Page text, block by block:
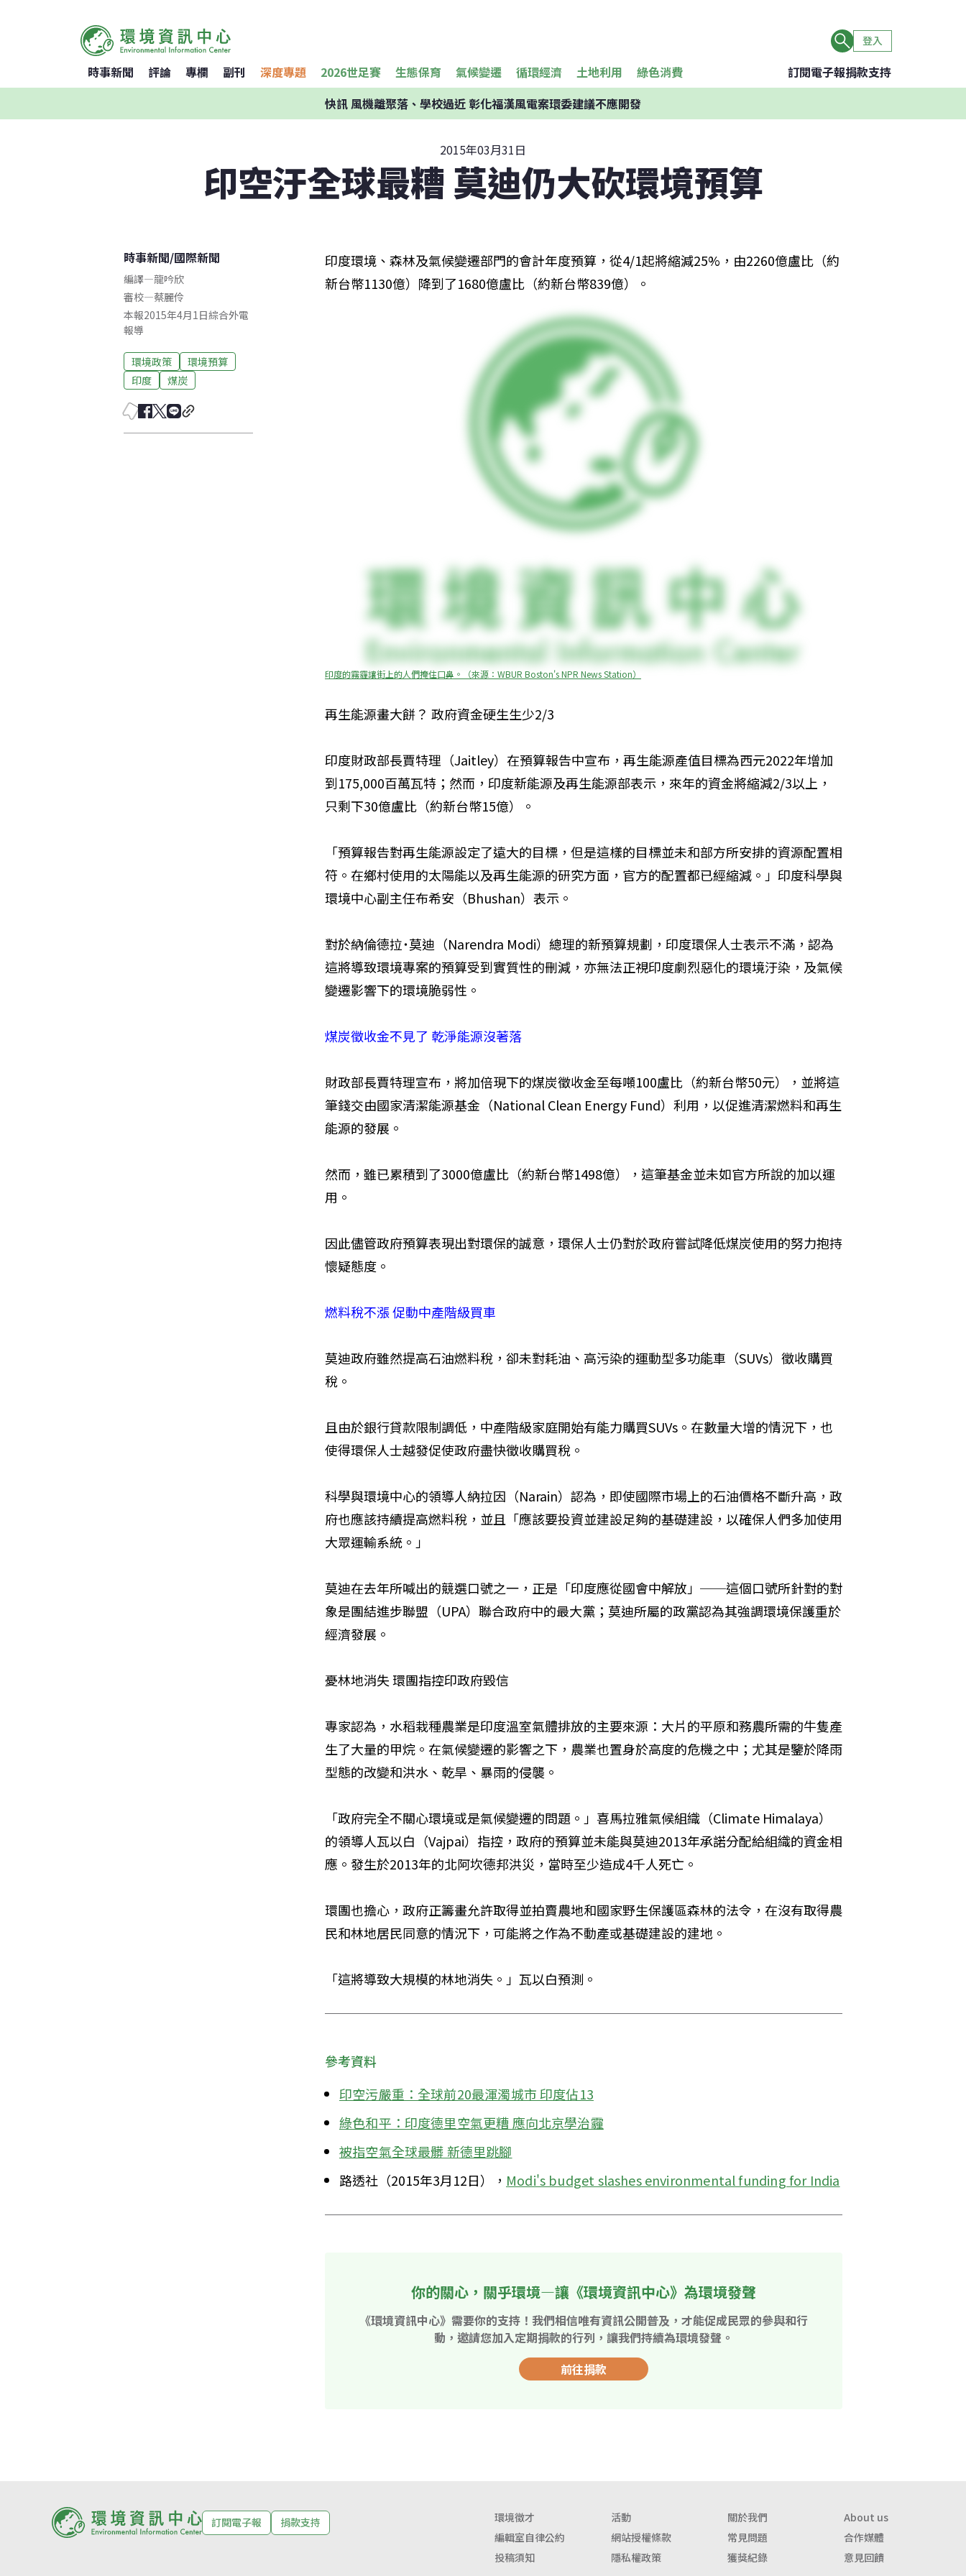
登入
時事新聞 評論 專欄 副刊 深度專題 2026世足賽 生態保育 氣候變遷 循環經濟 土地利用 綠色消費 訂閱電子報捐款支持
快訊風機離聚落、學校過近 彰化福漢風電案環委建議不應開發
2015年03月31日
印空汙全球最糟 莫迪仍大砍環境預算
時事新聞/國際新聞
編譯—龍吟欣
審校—蔡麗伶
本報2015年4月1日綜合外電
報導
環境政策
環境預算
印度
煤炭
印度環境、森林及氣候變遷部門的會計年度預算，從4/1起將縮減25%，由2260億盧比（約
新台幣1130億）降到了1680億盧比（約新台幣839億）。
印度的霧霾讓街上的人們掩住口鼻。（來源：WBUR Boston's NPR News Station）
再生能源畫大餅？ 政府資金硬生生少2/3
印度財政部長賈特理（Jaitley）在預算報告中宣布，再生能源產值目標為西元2022年增加
到175,000百萬瓦特；然而，印度新能源及再生能源部表示，來年的資金將縮減2/3以上，
只剩下30億盧比（約新台幣15億）。
「預算報告對再生能源設定了遠大的目標，但是這樣的目標並未和部方所安排的資源配置相
符。在鄉村使用的太陽能以及再生能源的研究方面，官方的配置都已經縮減。」印度科學與
環境中心副主任布希安（Bhushan）表示。
對於納倫德拉˙莫迪（Narendra Modi）總理的新預算規劃，印度環保人士表示不滿，認為
這將導致環境專案的預算受到實質性的刪減，亦無法正視印度劇烈惡化的環境汙染，及氣候
變遷影響下的環境脆弱性。
煤炭徵收金不見了 乾淨能源沒著落
財政部長賈特理宣布，將加倍現下的煤炭徵收金至每噸100盧比（約新台幣50元），並將這
筆錢交由國家清潔能源基金（National Clean Energy Fund）利用，以促進清潔燃料和再生
能源的發展。
然而，雖已累積到了3000億盧比（約新台幣1498億），這筆基金並未如官方所說的加以運
用。
因此儘管政府預算表現出對環保的誠意，環保人士仍對於政府嘗試降低煤炭使用的努力抱持
懷疑態度。
燃料稅不漲 促動中產階級買車
莫迪政府雖然提高石油燃料稅，卻未對耗油、高污染的運動型多功能車（SUVs）徵收購買
稅。
且由於銀行貸款限制調低，中產階級家庭開始有能力購買SUVs。在數量大增的情況下，也
使得環保人士越發促使政府盡快徵收購買稅。
科學與環境中心的領導人納拉因（Narain）認為，即使國際市場上的石油價格不斷升高，政
府也應該持續提高燃料稅，並且「應該要投資並建設足夠的基礎建設，以確保人們多加使用
大眾運輸系統。」
莫迪在去年所喊出的競選口號之一，正是「印度應從國會中解放」──這個口號所針對的對
象是團結進步聯盟（UPA）聯合政府中的最大黨；莫迪所屬的政黨認為其強調環境保護重於
經濟發展。
憂林地消失 環團指控印政府毀信
專家認為，水稻栽種農業是印度溫室氣體排放的主要來源：大片的平原和務農所需的牛隻產
生了大量的甲烷。在氣候變遷的影響之下，農業也置身於高度的危機之中；尤其是鑒於降雨
型態的改變和洪水、乾旱、暴雨的侵襲。
「政府完全不關心環境或是氣候變遷的問題。」喜馬拉雅氣候組織（Climate Himalaya）
的領導人瓦以白（Vajpai）指控，政府的預算並未能與莫迪2013年承諾分配給組織的資金相
應。發生於2013年的北阿坎德邦洪災，當時至少造成4千人死亡。
環團也擔心，政府正籌畫允許取得並拍賣農地和國家野生保護區森林的法令，在沒有取得農
民和林地居民同意的情況下，可能將之作為不動產或基礎建設的建地。
「這將導致大規模的林地消失。」瓦以白預測。
參考資料
印空污嚴重：全球前20最渾濁城市 印度佔13
綠色和平：印度德里空氣更糟 應向北京學治霾
被指空氣全球最髒 新德里跳腳
路透社（2015年3月12日）， Modi's budget slashes environmental funding for India
你的關心，關乎環境—讓《環境資訊中心》為環境發聲
《環境資訊中心》需要你的支持！我們相信唯有資訊公開普及，才能促成民眾的參與和行
動，邀請您加入定期捐款的行列，讓我們持續為環境發聲。
前往捐款
訂閱電子報 捐款支持 環境徵才 活動 關於我們
About us
編輯室自律公約
網站授權條款 常見問題
合作媒體
投稿須知
隱私權政策 獲獎紀錄 意見回饋